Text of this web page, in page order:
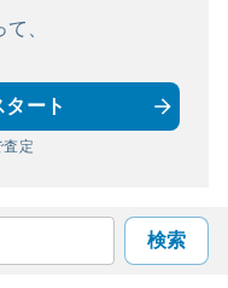
、
ート
定
検索